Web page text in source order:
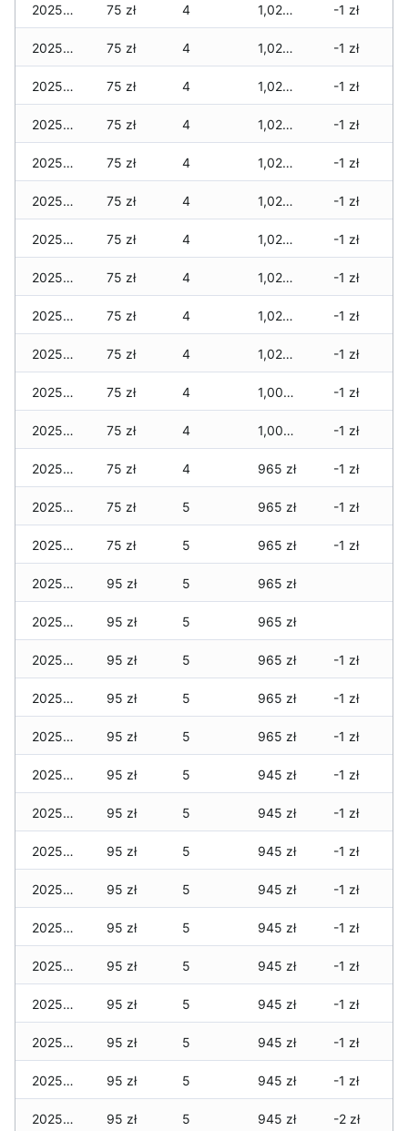
2025-07-15 75 zł 4 1,020 zł -1 zł
2025-07-14 75 zł 4 1,020 zł -1 zł
2025-07-13 75 zł 4 1,020 zł -1 zł
2025-07-12 75 zł 4 1,020 zł -1 zł
2025-07-11 75 zł 4 1,020 zł -1 zł
2025-07-10 75 zł 4 1,020 zł -1 zł
2025-07-09 75 zł 4 1,020 zł -1 zł
2025-07-08 75 zł 4 1,020 zł -1 zł
2025-07-07 75 zł 4 1,020 zł -1 zł
2025-07-06 75 zł 4 1,020 zł -1 zł
2025-07-04 75 zł 4 1,005 zł -1 zł
2025-07-03 75 zł 4 1,005 zł -1 zł
2025-07-02 75 zł 4 965 zł -1 zł
2025-07-01 75 zł 5 965 zł -1 zł
2025-06-30 75 zł 5 965 zł -1 zł
2025-06-29 95 zł 5 965 zł
2025-06-28 95 zł 5 965 zł
2025-06-27 95 zł 5 965 zł -1 zł
2025-06-26 95 zł 5 965 zł -1 zł
2025-06-25 95 zł 5 965 zł -1 zł
2025-06-24 95 zł 5 945 zł -1 zł
2025-06-23 95 zł 5 945 zł -1 zł
2025-06-22 95 zł 5 945 zł -1 zł
2025-06-21 95 zł 5 945 zł -1 zł
2025-06-20 95 zł 5 945 zł -1 zł
2025-06-19 95 zł 5 945 zł -1 zł
2025-06-18 95 zł 5 945 zł -1 zł
2025-06-17 95 zł 5 945 zł -1 zł
2025-06-16 95 zł 5 945 zł -1 zł
2025-06-15 95 zł 5 945 zł -2 zł